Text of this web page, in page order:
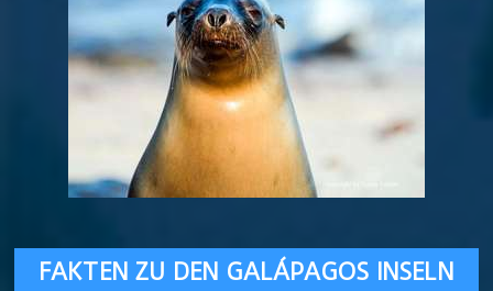
FAKTEN ZU DEN GALÁPAGOS INSELN